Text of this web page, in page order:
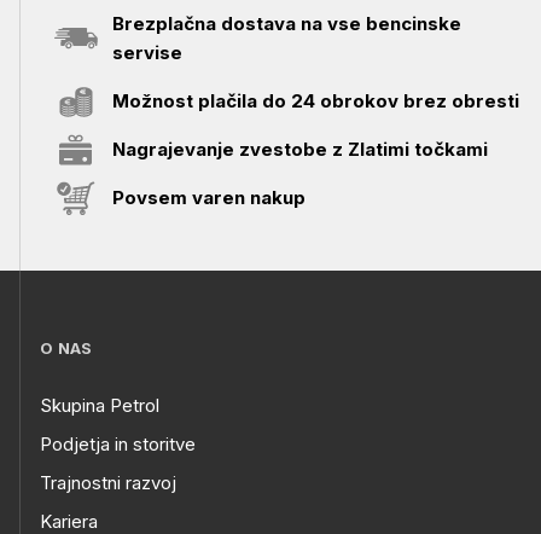
Brezplačna dostava na vse bencinske
servise
Možnost plačila do 24 obrokov brez obresti
Nagrajevanje zvestobe z Zlatimi točkami
Povsem varen nakup
O NAS
Skupina Petrol
Podjetja in storitve
Trajnostni razvoj
Kariera